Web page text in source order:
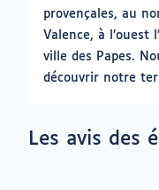
provençales, au
Valence, à l’ouest
ville des Papes.
découvrir notre
Les avis des